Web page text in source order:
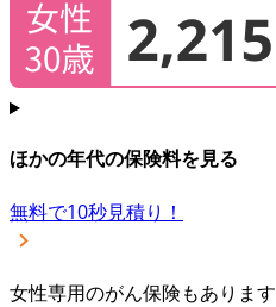
ほかの年代の保険料を見る
無料で10秒見積り！
女性専用のがん保険もあります